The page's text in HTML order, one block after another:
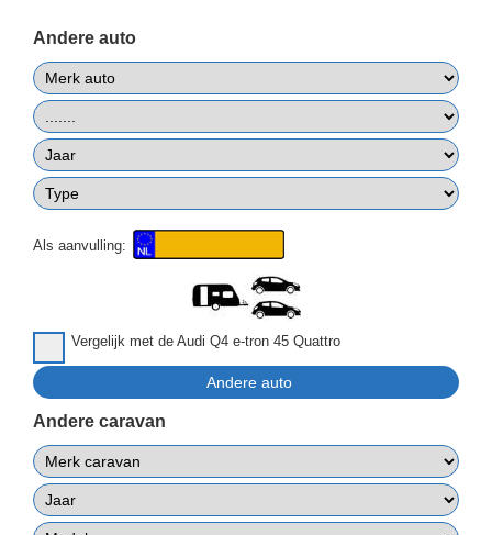
Andere auto
Als aanvulling:
Vergelijk met de Audi Q4 e-tron 45 Quattro
Andere caravan